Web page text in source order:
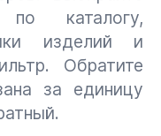
каталогу,
изделий и
Обратите
за единицу